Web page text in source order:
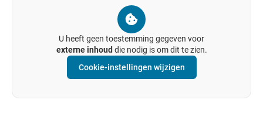
U heeft geen toestemming gegeven voor
externe inhoud die nodig is om dit te zien.
Cookie-instellingen wijzigen